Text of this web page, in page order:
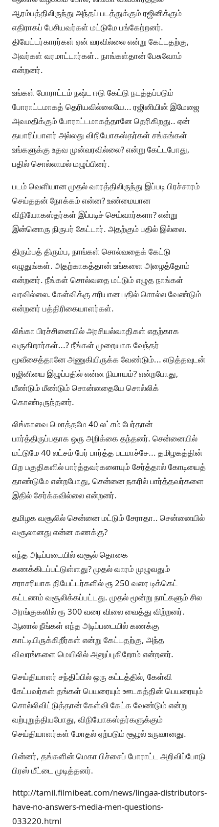
ஆரம்பத்திலிருந்து அந்தப் படத்துக்கும் ரஜினிக்கும்
எதிராகப் பேசியவர்கள் மட்டுமே பங்கேற்றனர்.
தியேட்டர்காரர்கள் ஏன் வரவில்லை என்று கேட்டதற்கு,
அவர்கள் வரமாட்டார்கள்.. நாங்கள்தான் பேசுவோம்
என்றனர்.
உங்கள் போராட்டம் நஷ்ட ஈடு கேட்டு நடத்தப்படும்
போராட்டமாகத் தெரியவில்லையே... ரஜினியின் இமேஜை
அவமதிக்கும் போராட்டமாகத்தானே தெரிகிறது.. ஏன்
தயாரிப்பாளர் அல்லது விநியோகஸ்தர்கள் சங்கங்கள்
உங்களுக்கு உதவ முன்வரவில்லை? என்று கேட்டபோது,
பதில் சொல்லாமல் மழுப்பினர்.
படம் வெளியான முதல் வாரத்திலிருந்து இப்படி பிரச்சாரம்
செய்ததன் நோக்கம் என்ன? உண்மையான
விநியோகஸ்தர்கள் இப்படிச் செய்வார்களா? என்று
இன்னொரு நிருபர் கேட்டார். அதற்கும் பதில் இல்லை.
திரும்பத் திரும்ப, நாங்கள் சொல்வதைக் கேட்டு
எழுதுங்கள். அதற்காகத்தான் உங்களை அழைத்தோம்
என்றனர். நீங்கள் சொல்வதை மட்டும் எழுத நாங்கள்
வரவில்லை. கேள்விக்கு சரியான பதில் சொல்ல வேண்டும்
என்றனர் பத்திரிகையாளர்கள்.
லிங்கா பிரச்சினையில் அரசியல்வாதிகள் எதற்காக
வருகிறார்கள்...? நீங்கள் முறையாக வேந்தர்
மூவீசைத்தானே அணுகியிருக்க வேண்டும்... எடுத்தவுடன்
ரஜினியை இழுப்பதில் என்ன நியாயம்? என்றபோது,
மீண்டும் மீண்டும் சொன்னதையே சொல்லிக்
கொண்டிருந்தனர்.
லிங்காவை மொத்தமே 40 லட்சம் பேர்தான்
பார்த்திருப்பதாக ஒரு அறிக்கை தந்தனர். சென்னையில்
மட்டுமே 40 லட்சம் பேர் பார்த்த படமாச்சே... தமிழகத்தின்
பிற பகுதிகளில் பார்த்தவர்களையும் சேர்த்தால் கோடியைத்
தாண்டுமே என்றபோது, சென்னை நகரில் பார்த்தவர்களை
இதில் சேர்க்கவில்லை என்றனர்.
தமிழக வசூலில் சென்னை மட்டும் சேராதா.. சென்னையில்
வசூலானது என்ன கணக்கு?
எந்த அடிப்படையில் வசூல் தொகை
கணக்கிடப்பட்டுள்ளது? முதல் வாரம் முழுவதும்
சராசரியாக தியேட்டர்களில் ரூ 250 வரை டிக்கெட்
கட்டணம் வசூலிக்கப்பட்டது. முதல் மூன்று நாட்களும் சில
அரங்குகளில் ரூ 300 வரை விலை வைத்து விற்றனர்.
ஆனால் நீங்கள் எந்த அடிப்படையில் கணக்கு
காட்டியிருக்கிறீர்கள் என்று கேட்டதற்கு, அந்த
விவரங்களை மெயிலில் அனுப்புகிறோம் என்றனர்.
செய்தியாளர் சந்திப்பில் ஒரு கட்டத்தில், கேள்வி
கேட்பவர்கள் தங்கள் பெயரையும் ஊடகத்தின் பெயரையும்
சொல்லிவிட்டுத்தான் கேள்வி கேட்க வேண்டும் என்று
வற்புறுத்தியபோது, விநியோகஸ்தர்களுக்கும்
செய்தியாளர்கள் மோதல் ஏற்படும் சூழல் உருவானது.
பின்னர், தங்களின் மெகா பிச்சைப் போராட்ட அறிவிப்போடு
பிரஸ் மீட்டை முடித்தனர்.
http://tamil.filmibeat.com/news/lingaa-distributors-
have-no-answers-media-men-questions-
033220.html